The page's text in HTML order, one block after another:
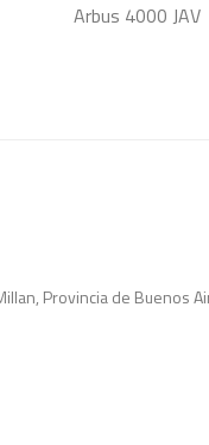
Arbus 4000 JAV
Provincia de Buenos